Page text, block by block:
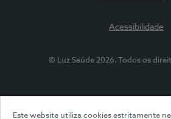
Este website utiliza cookies estritamente
Acessibilidade
© Luz Saúde 2026. Todos os